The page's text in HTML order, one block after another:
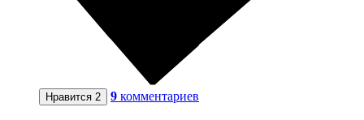
Нравится 2 9 комментариев